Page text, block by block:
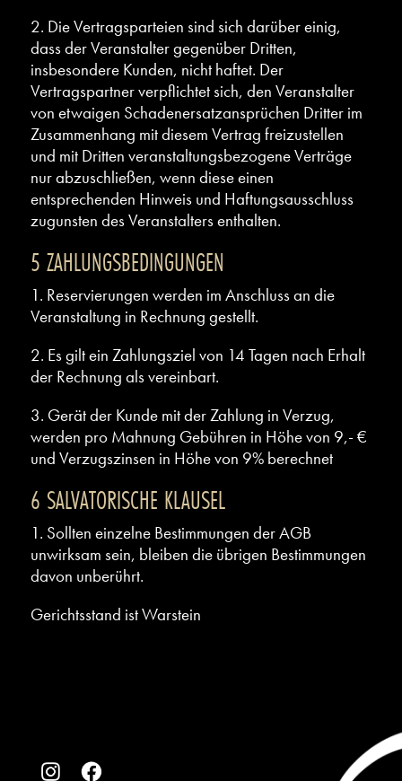
2. Die Vertragsparteien sind sich darüber einig,
dass der Veranstalter gegenüber Dritten,
insbesondere Kunden, nicht haftet. Der
Vertragspartner verpflichtet sich, den Veranstalter
von etwaigen Schadenersatzansprüchen Dritter im
Zusammenhang mit diesem Vertrag freizustellen
und mit Dritten veranstaltungsbezogene Verträge
nur abzuschließen, wenn diese einen
entsprechenden Hinweis und Haftungsausschluss
zugunsten des Veranstalters enthalten.
5 ZAHLUNGSBEDINGUNGEN
1. Reservierungen werden im Anschluss an die
Veranstaltung in Rechnung gestellt.
2. Es gilt ein Zahlungsziel von 14 Tagen nach Erhalt
der Rechnung als vereinbart.
3. Gerät der Kunde mit der Zahlung in Verzug,
werden pro Mahnung Gebühren in Höhe von 9,- €
und Verzugszinsen in Höhe von 9% berechnet
6 SALVATORISCHE KLAUSEL
1. Sollten einzelne Bestimmungen der AGB
unwirksam sein, bleiben die übrigen Bestimmungen
davon unberührt.
Gerichtsstand ist Warstein